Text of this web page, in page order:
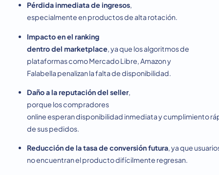
Pérdida inmediata de ingresos,
especialmente en productos de alta rotación.
Impacto en el ranking
dentro del marketplace, ya que los algoritmos de
plataformas como Mercado Libre, Amazon y
Falabella penalizan la falta de disponibilidad.
Daño a la reputación del seller,
porque los compradores
online esperan disponibilidad inmediata y cumplimiento
de sus pedidos.
Reducción de la tasa de conversión futura, ya que
no encuentran el producto difícilmente regresan.